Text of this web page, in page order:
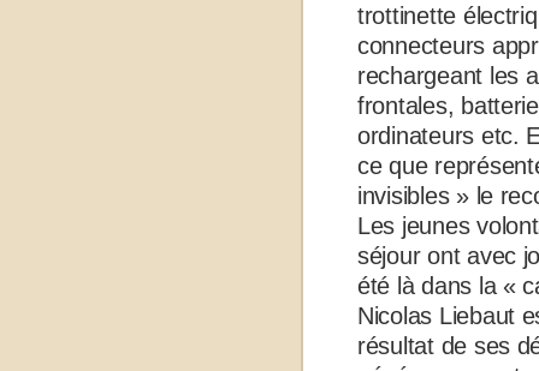
trottinette
connecteurs
rechargeant les
frontales,
ordinateurs etc.
ce que
invisibles » le
Les jeunes
séjour ont avec
été là dans la «
Nicolas Liebaut
résultat de ses